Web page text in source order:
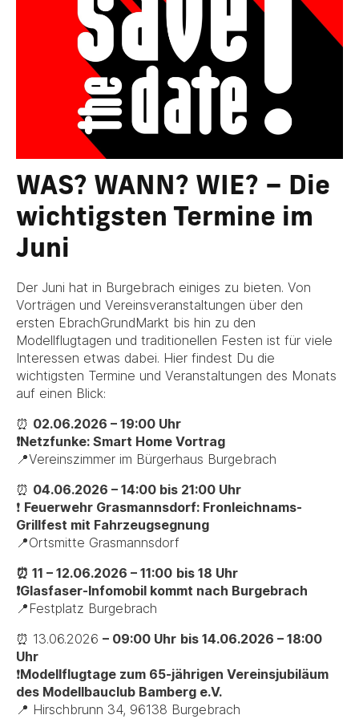
WAS? WANN? WIE? – Die
wichtigsten Termine im
Juni
Der Juni hat in Burgebrach einiges zu bieten. Von
Vorträgen und Vereinsveranstaltungen über den
ersten EbrachGrundMarkt bis hin zu den
Modellflugtagen und traditionellen Festen ist für viele
Interessen etwas dabei. Hier findest Du die
wichtigsten Termine und Veranstaltungen des Monats
auf einen Blick:
⏰ 02.06.2026 – 19:00 Uhr
❗Netzfunke: Smart Home Vortrag
📍Vereinszimmer im Bürgerhaus Burgebrach
⏰ 04.06.2026 – 14:00 bis 21:00 Uhr
❗ Feuerwehr Grasmannsdorf: Fronleichnams-
Grillfest mit Fahrzeugsegnung
📍Ortsmitte Grasmannsdorf
⏰ 11 – 12.06.2026 – 11:00 bis 18 Uhr
❗Glasfaser-Infomobil kommt nach Burgebrach
📍Festplatz Burgebrach
⏰ 13.06.2026 – 09:00 Uhr bis 14.06.2026 – 18:00
Uhr
❗Modellflugtage zum 65-jährigen Vereinsjubiläum
des Modellbauclub Bamberg e.V.
📍 Hirschbrunn 34, 96138 Burgebrach